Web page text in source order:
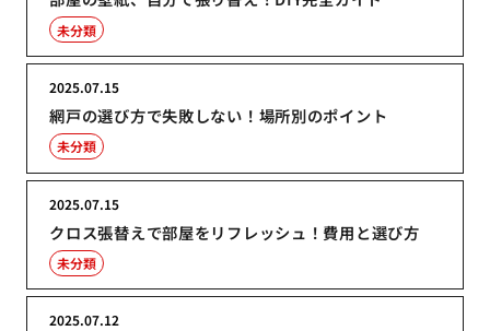
未分類
網戸の選び方で失敗しない！場所別のポイント
2025.07.15
未分類
クロス張替えで部屋をリフレッシュ！費用と選び方
2025.07.15
未分類
2025.07.12